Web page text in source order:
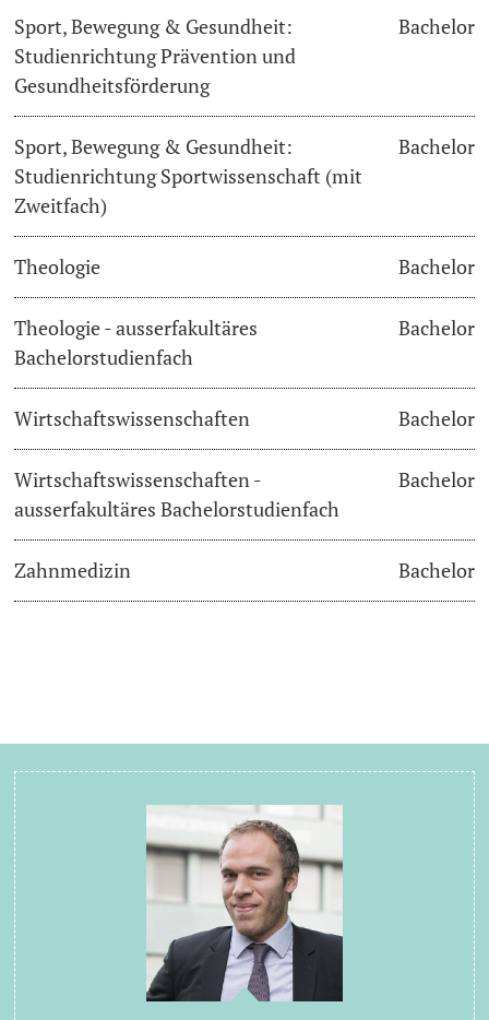
Sport, Bewegung & Gesundheit:
Studienrichtung Prävention und
Gesundheitsförderung
Bachelor
Sport, Bewegung & Gesundheit:
Studienrichtung Sportwissenschaft (mit
Zweitfach)
Bachelor
Theologie Bachelor
Theologie - ausserfakultäres
Bachelorstudienfach
Bachelor
Wirtschaftswissenschaften Bachelor
Wirtschaftswissenschaften -
ausserfakultäres Bachelorstudienfach
Bachelor
Zahnmedizin Bachelor